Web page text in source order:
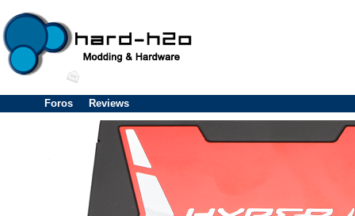
Foros Reviews